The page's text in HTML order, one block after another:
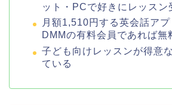
ット・PCで好きにレッスン
月額1,510円する英会話ア
DMMの有料会員であれば無
子ども向けレッスンが得意
ている